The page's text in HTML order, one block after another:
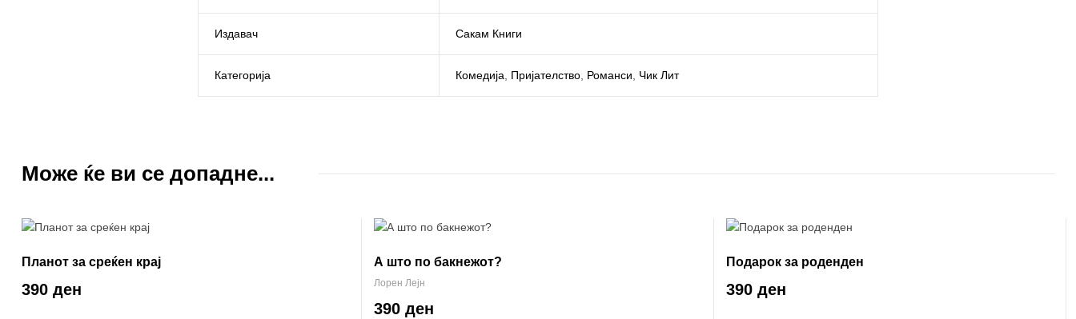
Издавач Сакам Книги
Категорија Комедија, Пријателство, Романси, Чик Лит
Може ќе ви се допадне...
Планот за среќен крај
390 ден
А што по бакнежот?
Лорен Лејн
390 ден
Подарок за роденден
390 ден